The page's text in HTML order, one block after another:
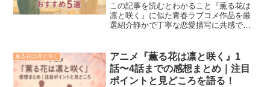
この記事を読むとわかること『薫る花は
凛と咲く』に似た青春ラブコメ作品を厳
選紹介静かで丁寧な恋愛描写に共感でき
は凛と咲く』は、男子校と女子校という
対照的な背景を持...
薫る花は凛と咲く
アニメ『薫る花は凛と咲く』1
話〜4話までの感想まとめ｜注目
ポイントと見どころを語る！